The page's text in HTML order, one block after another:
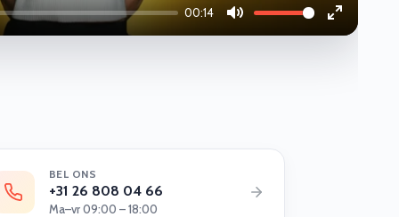
00:14
Enter
BEL ONS
+31 26 808 04 66
Ma–vr 09:00 – 18:00